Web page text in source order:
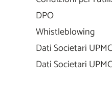
DPO
Whistleblowing
Dati Societari
Dati Societari